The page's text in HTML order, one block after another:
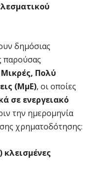
δημόσιας
παρούσας
Πολύ
(ΜμΕ), οι οποίες
σε ενεργειακό
την ημερομηνία
χρηματοδότησης:
κλεισμένες